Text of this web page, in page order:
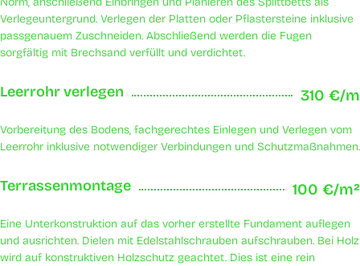
Verlegeuntergrund. Verlegen der Platten oder Pflastersteine inklusive
passgenauem Zuschneiden. Abschließend werden die Fugen
sorgfältig mit Brechsand verfüllt und verdichtet.
Leerrohr verlegen 310 €/m
Vorbereitung des Bodens, fachgerechtes Einlegen und Verlegen vom
Leerrohr inklusive notwendiger Verbindungen und Schutzmaßnahmen.
Terrassenmontage 100 €/m²
Eine Unterkonstruktion auf das vorher erstellte Fundament auflegen
und ausrichten. Dielen mit Edelstahlschrauben aufschrauben. Bei Holz
wird auf konstruktiven Holzschutz geachtet. Dies ist eine rein